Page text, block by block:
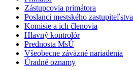
Zástupcovia primátora
Poslanci mestského zastupiteľstva
Komisie a ich členovia
Hlavný kontrolór
Prednosta MsÚ
Všeobecne záväzné nariadenia
Úradné oznamy